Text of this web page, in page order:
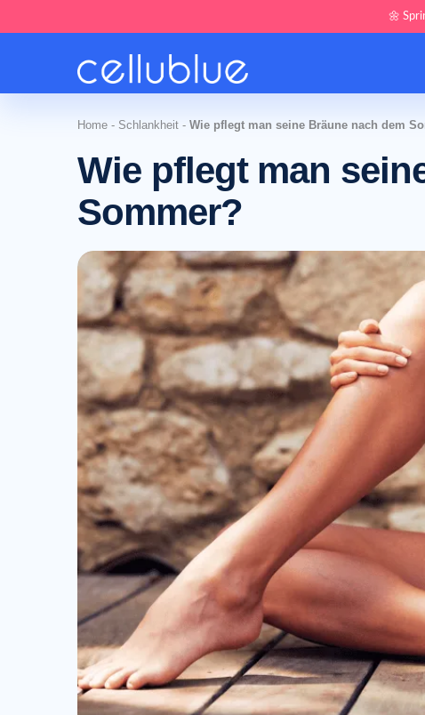
🌼
Home - Schlankheit - Wie pflegt man seine Bräune nach dem
Wie pflegt man
Sommer?